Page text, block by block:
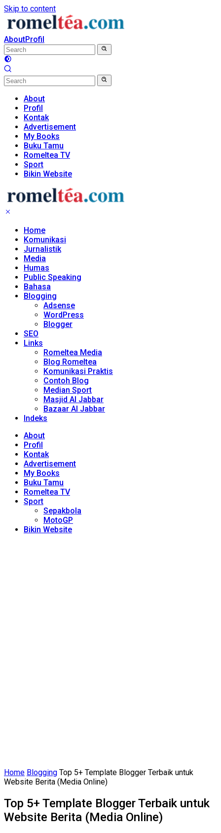
Skip to content
AboutProfil
About
Profil
Kontak
Advertisement
My Books
Buku Tamu
Romeltea TV
Sport
Bikin Website
Home
Komunikasi
Jurnalistik
Media
Humas
Public Speaking
Bahasa
Blogging
Adsense
WordPress
Blogger
SEO
Links
Romeltea Media
Blog Romeltea
Komunikasi Praktis
Contoh Blog
Median Sport
Masjid Al Jabbar
Bazaar Al Jabbar
Indeks
About
Profil
Kontak
Advertisement
My Books
Buku Tamu
Romeltea TV
Sport
Sepakbola
MotoGP
Bikin Website
Home Blogging Top 5+ Template Blogger Terbaik untuk
Website Berita (Media Online)
Top 5+ Template Blogger Terbaik untuk
Website Berita (Media Online)